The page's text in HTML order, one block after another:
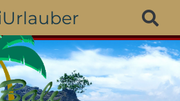
Urlauber